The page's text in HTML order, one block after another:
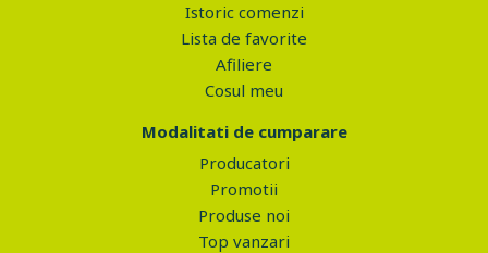
Istoric comenzi
Lista de favorite
Afiliere
Cosul meu
Modalitati de cumparare
Producatori
Promotii
Produse noi
Top vanzari